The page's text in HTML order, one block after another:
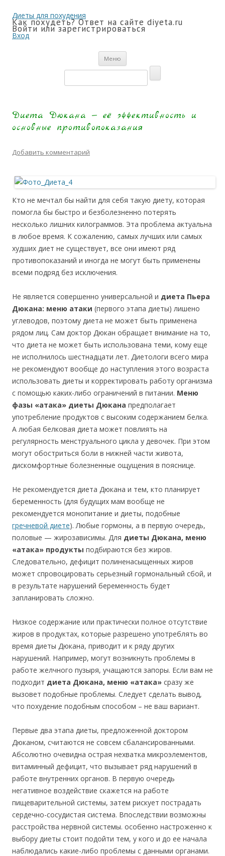
Диеты для похудения
Как похудеть? Ответ на сайте diyeta.ru
Войти или зарегистрироваться
Вход
Меню
содержимому
Запрос
поиска:
Диета Дюкана — её эффективность и
основные противопоказания
Добавить комментарий
Кто не мечтал бы найти для себя такую диету, которая
помогла бы быстро и безболезненно потерять
несколько лишних килограммов. Эта проблема актуальна
в любое время. К сожалению, самых лучших или самых
худших диет не существует, все они имеют ряд
противопоказаний и иногда не могут быть применены
всеми подряд без исключения.
Не является совершенно универсальной и диета Пьера
Дюкана: меню атаки (первого этапа диеты) лишено
углеводов, поэтому диета не может быть применена
рядом лиц. Сам доктор Дюкан обращает внимание на то,
что диета не может быть использована теми, кому еще
не исполнилось шестнадцати лет. Диетологи всего мира
не рекомендуют вообще до наступления этого возраста
использовать диеты и корректировать работу организма
с помощью каких-либо ограничений в питании. Меню
фазы «атака» диеты Дюкана предполагает
употребление продуктов с высоким содержанием белка.
А любая белковая диета может повлиять на
регулярность менструального цикла у девочек. При этом
могут обостриться боли в нижней части живота,
дискомфортные болезненные ощущения в пояснице.
Не рекомендуется диета Дюкана и тем, кто планирует
беременность (для будущих мам вообще не
рекомендуется монопитание и диеты, подобные
гречневой диете). Любые гормоны, а в первую очередь,
половые — жирозависимы. Для диеты Дюкана, меню
«атака» продукты подбираются без жиров.
Следовательно, дефицит полиненасыщенных жиров
может спровоцировать серьезный гормональный сбой, и
в результате нарушений беременность будет
запланировать сложно.
Низкое содержание или практически полное отсутствие
жиров в продуктах, которые разрешено употреблять во
время диеты Дюкана, приводит и к ряду других
нарушений. Например, могут возникнуть проблемы в
работе желчного пузыря, учащаются запоры. Если вам не
подходит диета Дюкана, меню «атака» сразу же
вызовет подобные проблемы. Следует сделать вывод,
что похудение подобным способом – не ваш вариант.
Первые два этапа диеты, предложенной доктором
Дюканом, считаются не совсем сбалансированными.
Абсолютно очевидна острая нехватка микроэлементов,
витаминный дефицит, что вызывает ряд нарушений в
работе внутренних органов. В первую очередь
негативное воздействие скажется на работе
пищеварительной системы, затем рискует пострадать
сердечно-сосудистая система. Впоследствии возможны
расстройства нервной системы. особенно настроженно к
выбору диеты стоит подойти тем, у кого и до ее начала
наблюдались какие-либо проблемы с данными органами.